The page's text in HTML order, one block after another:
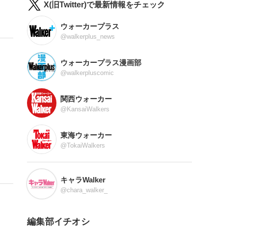
X(旧Twitter)で最新情報をチェック
ウォーカープラス
@walkerplus_news
ウォーカープラス漫画部
@walkerpluscomic
関西ウォーカー
@KansaiWalkers
東海ウォーカー
@TokaiWalkers
キャラWalker
@chara_walker_
編集部イチオシ